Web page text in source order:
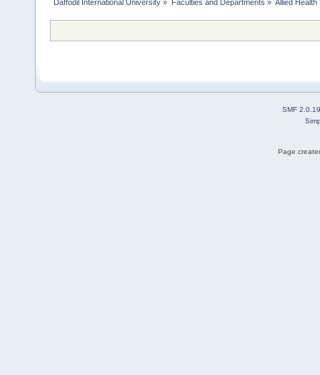
Daffodil International University » Faculties and Departments » Allied Health
SMF 2.0.19
Page